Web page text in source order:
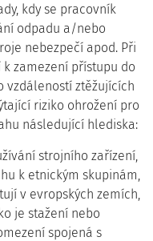
kdy se pracovník
odpadu a/nebo
nebezpečí apod. Při
zamezení přístupu do
vzdáleností ztěžujících
riziko ohrožení pro
následující hlediska:
strojního zařízení,
k etnickým skupinám,
v evropských zemích,
je stažení nebo
spojená s